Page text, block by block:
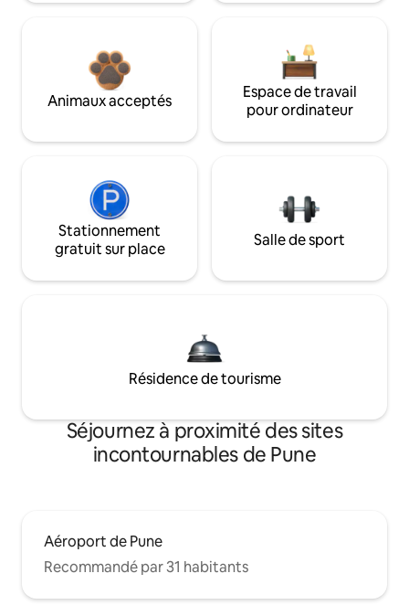
Animaux acceptés
Espace de travail
pour ordinateur
Stationnement
gratuit sur place
Salle de sport
Résidence de tourisme
Séjournez à proximité des sites
incontournables de Pune
Aéroport de Pune
Recommandé par 31 habitants